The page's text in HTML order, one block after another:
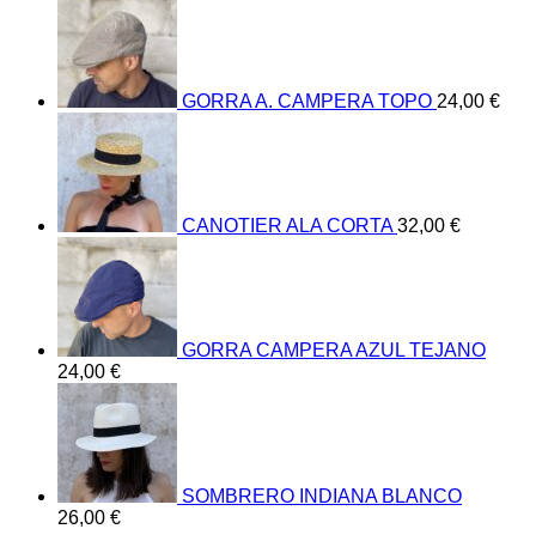
GORRA A. CAMPERA TOPO 24,00 €
CANOTIER ALA CORTA 32,00 €
GORRA CAMPERA AZUL TEJANO
24,00 €
SOMBRERO INDIANA BLANCO
26,00 €